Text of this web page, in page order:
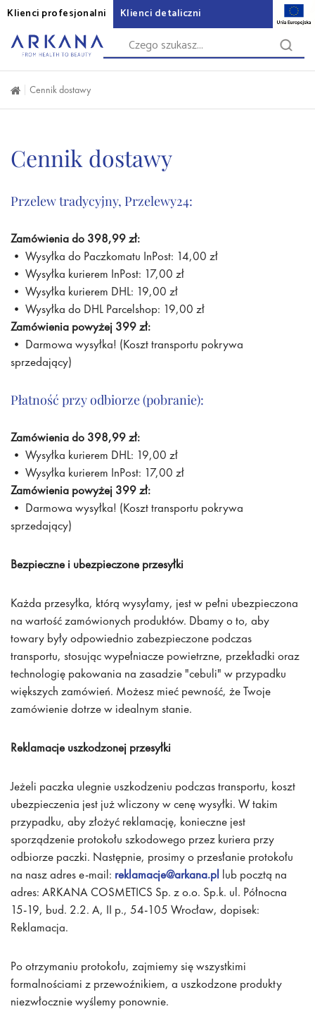
Klienci profesjonalni Klienci detaliczni
Cennik dostawy
Cennik dostawy
Przelew tradycyjny, Przelewy24:
Zamówienia do 398,99 zł:
• Wysyłka do Paczkomatu InPost: 14,00 zł
• Wysyłka kurierem InPost: 17,00 zł
• Wysyłka kurierem DHL: 19,00 zł
• Wysyłka do DHL Parcelshop: 19,00 zł
Zamówienia powyżej 399 zł:
• Darmowa wysyłka! (Koszt transportu pokrywa
sprzedający)
Płatność przy odbiorze (pobranie):
Zamówienia do 398,99 zł:
• Wysyłka kurierem DHL: 19,00 zł
• Wysyłka kurierem InPost: 17,00 zł
Zamówienia powyżej 399 zł:
• Darmowa wysyłka! (Koszt transportu pokrywa
sprzedający)
Bezpieczne i ubezpieczone przesyłki
Każda przesyłka, którą wysyłamy, jest w pełni ubezpieczona
na wartość zamówionych produktów. Dbamy o to, aby
towary były odpowiednio zabezpieczone podczas
transportu, stosując wypełniacze powietrzne, przekładki oraz
technologię pakowania na zasadzie "cebuli" w przypadku
większych zamówień. Możesz mieć pewność, że Twoje
zamówienie dotrze w idealnym stanie.
Reklamacje uszkodzonej przesyłki
Jeżeli paczka ulegnie uszkodzeniu podczas transportu, koszt
ubezpieczenia jest już wliczony w cenę wysyłki. W takim
przypadku, aby złożyć reklamację, konieczne jest
sporządzenie protokołu szkodowego przez kuriera przy
odbiorze paczki. Następnie, prosimy o przesłanie protokołu
na nasz adres e-mail: reklamacje@arkana.pl lub pocztą na
adres: ARKANA COSMETICS Sp. z o.o. Sp.k. ul. Północna
15-19, bud. 2.2. A, II p., 54-105 Wrocław, dopisek:
Reklamacja.
Po otrzymaniu protokołu, zajmiemy się wszystkimi
formalnościami z przewoźnikiem, a uszkodzone produkty
niezwłocznie wyślemy ponownie.